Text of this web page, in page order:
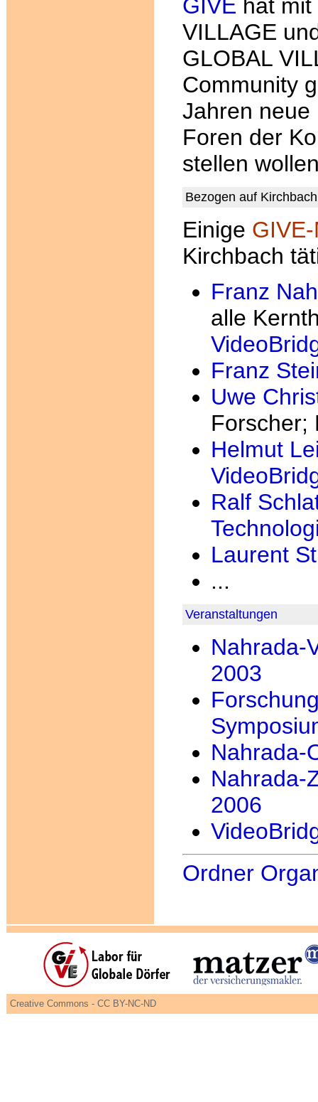
GIVE hat
VILLAGE
GLOBAL
Community
Jahren neue
Foren der
stellen
Bezogen auf Kirchbach
Einige
Kirchbach
Franz
alle
Franz
Uwe
Forscher;
Helmut
Ralf
Laurent
...
Veranstaltungen
Nahrada-
2003
Nahrada-
Nahrada-
2006
Ordner
Creative Commons - CC BY-NC-ND